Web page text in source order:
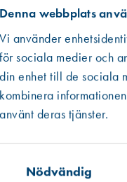
Denna webbplats
Vi använder
för sociala medier och
din enhet till de sociala
kombinera
använt deras tjänster.
Nödvändig
hand en EPD om
tillförlitlig än den
har haft ett intervall eller